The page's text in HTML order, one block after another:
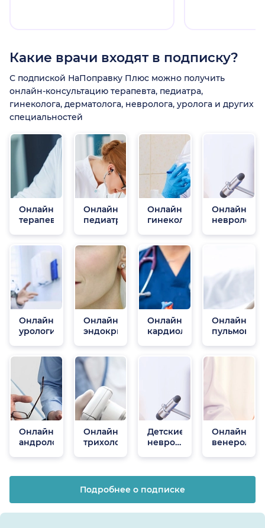
Какие врачи входят в подписку?
С подпиской НаПоправку Плюс можно получить
онлайн-консультацию терапевта, педиатра,
гинеколога, дерматолога, невролога, уролога и других
специальностей
Онлайн
терапевты
Онлайн
педиатры
Онлайн
гинекологи
Онлайн
неврологи
Онлайн
урологи
Онлайн
эндокринологи
Онлайн
кардиологи
Онлайн
Онлайн
андрологи
Онлайн
трихологи
Детские
неврологи
Онлайн
венерологи
Подробнее о подписке